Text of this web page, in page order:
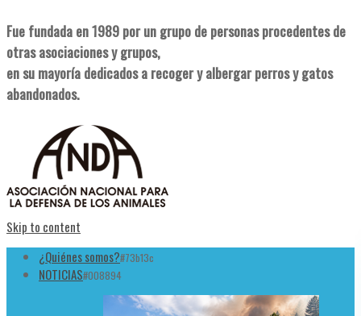
Fue fundada en 1989 por un grupo de personas procedentes de
otras asociaciones y grupos,
en su mayoría dedicados a recoger y albergar perros y gatos
abandonados.
Skip to content
¿Quiénes somos?#73b13c
NOTICIAS#008894